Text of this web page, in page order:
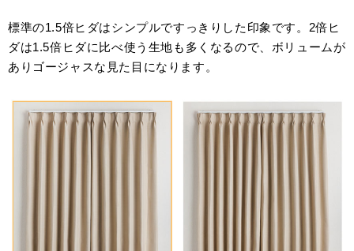
標準の1.5倍ヒダはシンプルですっきりした印象です。2倍ヒ
ダは1.5倍ヒダに比べ使う生地も多くなるので、ボリュームが
ありゴージャスな見た目になります。